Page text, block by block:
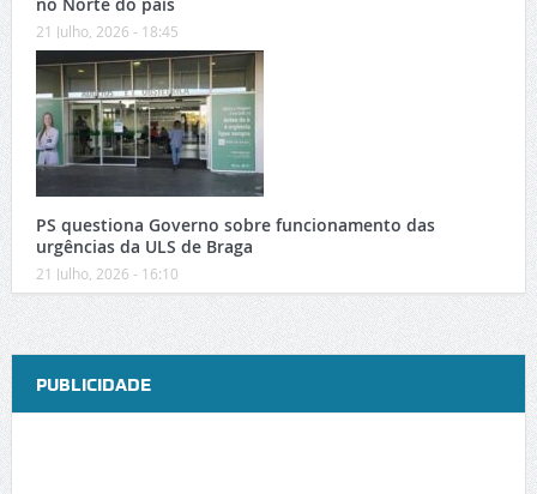
no Norte do país
21 Julho, 2026 - 18:45
PS questiona Governo sobre funcionamento das
urgências da ULS de Braga
21 Julho, 2026 - 16:10
PUBLICIDADE